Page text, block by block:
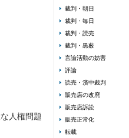
人権問題
裁判・朝日
裁判・毎日
裁判・読売
裁判・黒薮
言論活動の妨害
評論
読売・濱中裁判
販売店の改廃
販売店訴訟
販売正常化
転載